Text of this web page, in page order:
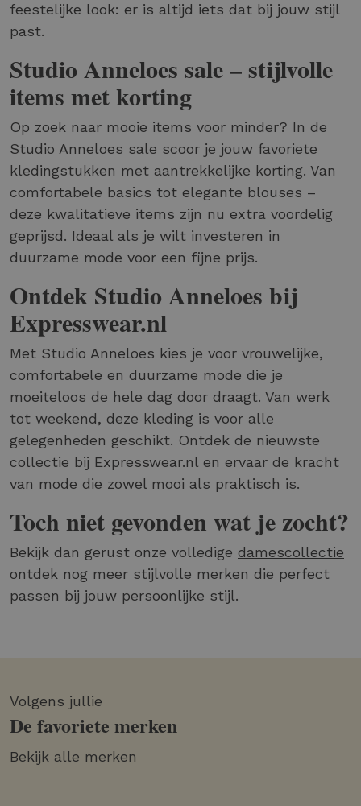
feestelijke look: er is altijd iets dat bij jouw stijl
past.
Studio Anneloes sale – stijlvolle
items met korting
Op zoek naar mooie items voor minder? In de
Studio Anneloes sale scoor je jouw favoriete
kledingstukken met aantrekkelijke korting. Van
comfortabele basics tot elegante blouses –
deze kwalitatieve items zijn nu extra voordelig
geprijsd. Ideaal als je wilt investeren in
duurzame mode voor een fijne prijs.
Ontdek Studio Anneloes bij
Expresswear.nl
Met Studio Anneloes kies je voor vrouwelijke,
comfortabele en duurzame mode die je
moeiteloos de hele dag door draagt. Van werk
tot weekend, deze kleding is voor alle
gelegenheden geschikt. Ontdek de nieuwste
collectie bij Expresswear.nl en ervaar de kracht
van mode die zowel mooi als praktisch is.
Toch niet gevonden wat je zocht?
Bekijk dan gerust onze volledige damescollectie
ontdek nog meer stijlvolle merken die perfect
passen bij jouw persoonlijke stijl.
Volgens jullie
De favoriete merken
Bekijk alle merken